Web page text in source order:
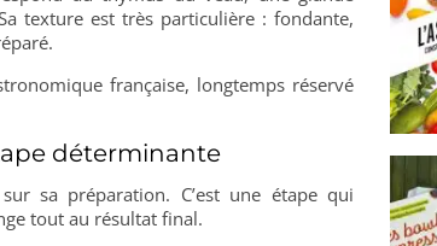
texture est très particulière : fondante,
française, longtemps réservé
déterminante
sa préparation. C’est une étape qui
tout au résultat final.